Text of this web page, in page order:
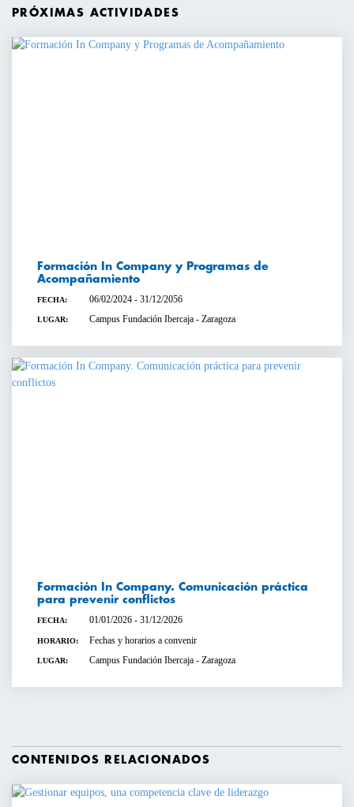
PRÓXIMAS ACTIVIDADES
Formación In Company y Programas de
Acompañamiento
FECHA: 06/02/2024 - 31/12/2056
LUGAR: Campus Fundación Ibercaja - Zaragoza
Formación In Company. Comunicación práctica
para prevenir conflictos
FECHA: 01/01/2026 - 31/12/2026
HORARIO: Fechas y horarios a convenir
LUGAR: Campus Fundación Ibercaja - Zaragoza
CONTENIDOS RELACIONADOS